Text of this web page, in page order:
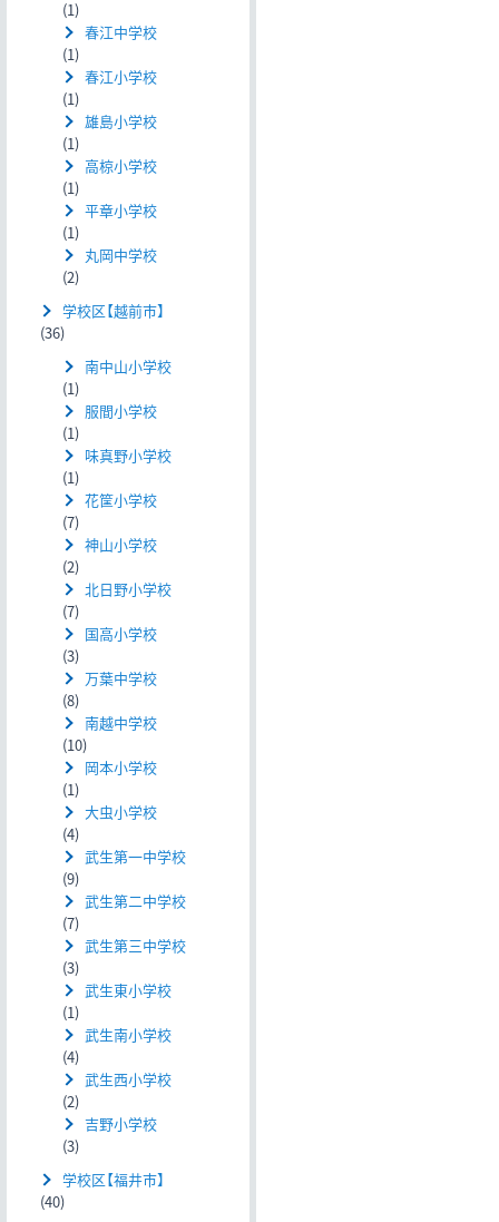
(1)
春江中学校
(1)
春江小学校
(1)
雄島小学校
(1)
高椋小学校
(1)
平章小学校
(1)
丸岡中学校
(2)
学校区【越前市】
(36)
南中山小学校
(1)
服間小学校
(1)
味真野小学校
(1)
花筐小学校
(7)
神山小学校
(2)
北日野小学校
(7)
国高小学校
(3)
万葉中学校
(8)
南越中学校
(10)
岡本小学校
(1)
大虫小学校
(4)
武生第一中学校
(9)
武生第二中学校
(7)
武生第三中学校
(3)
武生東小学校
(1)
武生南小学校
(4)
武生西小学校
(2)
吉野小学校
(3)
学校区【福井市】
(40)